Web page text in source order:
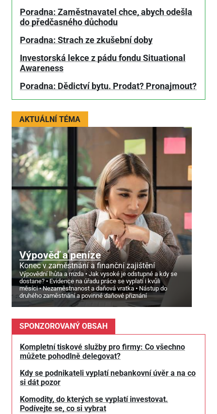
Poradna: Zaměstnavatel chce, abych odešla
do předčasného důchodu
Poradna: Strach ze zkušební doby
Investorská lekce z pádu fondu Situational
Awareness
Poradna: Dědictví bytu. Prodat? Pronajmout?
AKTUÁLNÍ TÉMA
Výpověď a peníze
Konec v zaměstnání a finanční zajištění
Výpovědní lhůta a mzda
Jak vysoké je odstupné a kdy se
dostane?
Evidence na úřadu práce se vyplatí i kvůli
měsíci
Nezaměstnanost a daňová vratka
Nástup do
druhého zaměstnání a povinné daňové přiznání
SPONZOROVANÝ OBSAH
Kompletní tiskové služby pro firmy: Co všechno
můžete pohodlně delegovat?
Kdy se podnikateli vyplatí nebankovní úvěr a na co
si dát pozor
Komodity, do kterých se vyplatí investovat.
Podívejte se, co si vybrat